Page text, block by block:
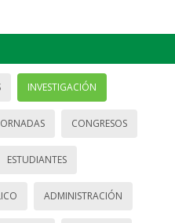
INVESTIGACIÓN
CONGRESOS
ESTUDIANTES
ADMINISTRACIÓN